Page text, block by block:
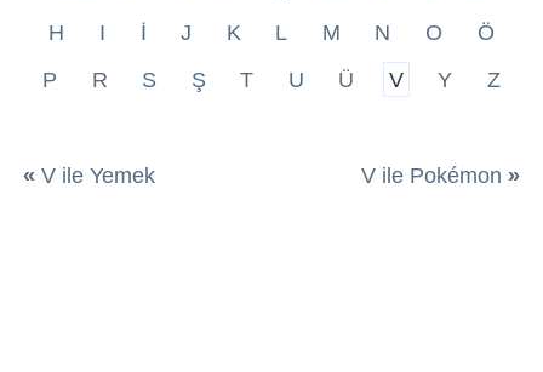
H
I İ J K L M N O
Ö
P
R S Ş T U Ü V Y Z
« V ile Yemek V ile Pokémon »